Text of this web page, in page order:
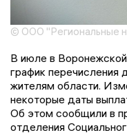
© ООО "Региональные
В июле в
график перечисления
жителям области.
некоторые даты
Об этом сообщили в
отделения